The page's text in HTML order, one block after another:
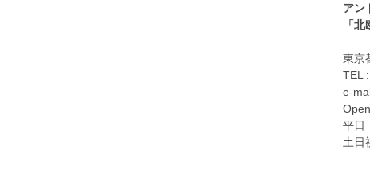
アン
「
東京
TEL
e-
平日
土日